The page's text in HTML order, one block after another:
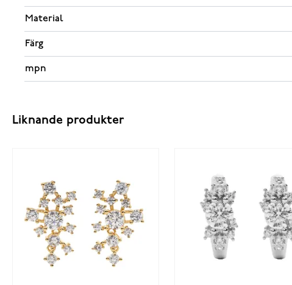
Material
Färg
mpn
Liknande produkter